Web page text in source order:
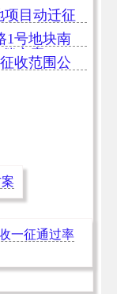
项目动迁征
1号地块南
偿方案
收范围公
一征通过率